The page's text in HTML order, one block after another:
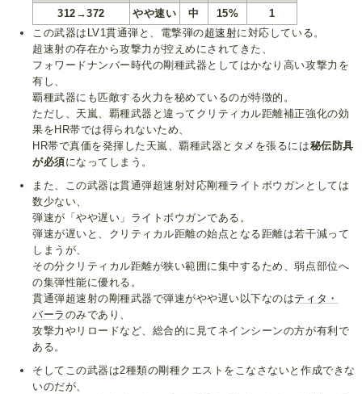
312→372
やや速い 中 15%
1
この武器はLV1貫通弾と、電撃弾の超速射に対応している。
超速射の存在から攻撃力が控えめにされてきた、
フォワードナンバー時代の剛種武器としてはかなり高い攻撃力を
有し、
覇種武器にも匹敵する火力を秘めているのが特徴的。
ただし、天嵐、覇種武器と違ってクリティカル距離補正強化の効
果をHR帯では得られないため、
HR帯で真価を発揮した天嵐、覇種武器とタメを張るには秘伝防具
が必須になってしまう。
また、この武器は貫通弾超速射対応剛種ライトボウガンとしては
数少ない、
弾速が「やや遅い」ライトボウガンである。
弾速が遅いと、クリティカル距離の始点となる距離は若干減って
しまうが、
その分クリティカル距離が狭い範囲に集中するため、弱点部位へ
の集弾性能に優れる。
貫通弾超速射の剛種武器で弾速がやや遅い以下なのはティタ・
バーラ のみであり、
攻撃力やリロードなど、総合的に見てネインシーンの方が有利で
ある。
そしてこの武器は2種類の剛種クエストをこなさないと作成できな
いのだが、